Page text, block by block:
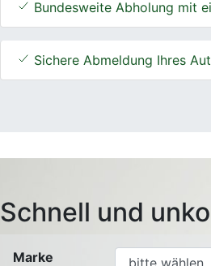
Bundesweite Abholung mit
Sichere Abmeldung Ihres
Schnell und
Marke